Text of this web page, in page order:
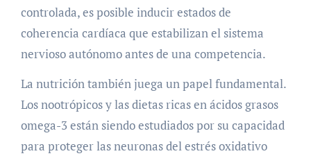
controlada, es posible inducir estados de
coherencia cardíaca que estabilizan el sistema
nervioso autónomo antes de una competencia.
La nutrición también juega un papel fundamental.
Los nootrópicos y las dietas ricas en ácidos grasos
omega-3 están siendo estudiados por su capacidad
para proteger las neuronas del estrés oxidativo